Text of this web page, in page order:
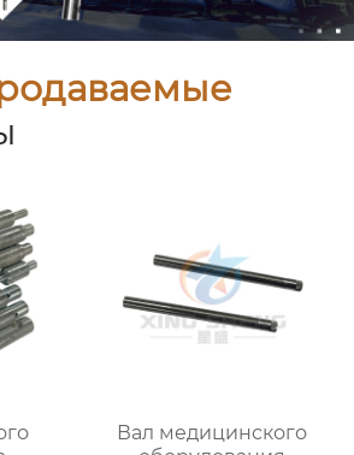
Вал медицинского